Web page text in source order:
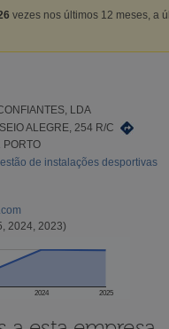
vezes nos últimos 12 meses, a
LDA
ALEGRE, 254 R/C
de instalações desportivas
2024, 2023)
2024 2025